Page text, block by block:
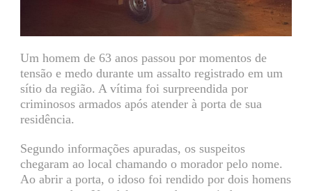
Um homem de 63 anos passou por momentos de
tensão e medo durante um assalto registrado em um
sítio da região. A vítima foi surpreendida por
criminosos armados após atender à porta de sua
residência.
Segundo informações apuradas, os suspeitos
chegaram ao local chamando o morador pelo nome.
Ao abrir a porta, o idoso foi rendido por dois homens